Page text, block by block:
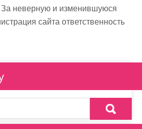
За неверную и изменившуюся
сайта ответственность